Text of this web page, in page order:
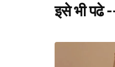
इसे भी पढे